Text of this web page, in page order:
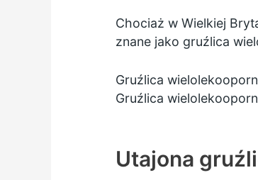
Chociaż w Wielkiej
znane jako gruźlica
Gruźlica
Gruźlica
Utajona